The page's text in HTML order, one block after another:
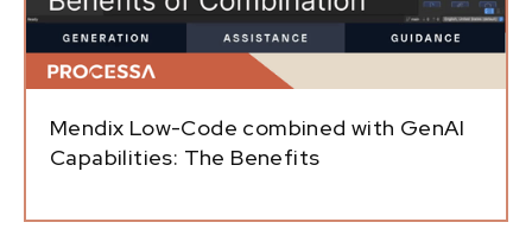
Mendix Low-Code combined with GenAI
Capabilities: The Benefits